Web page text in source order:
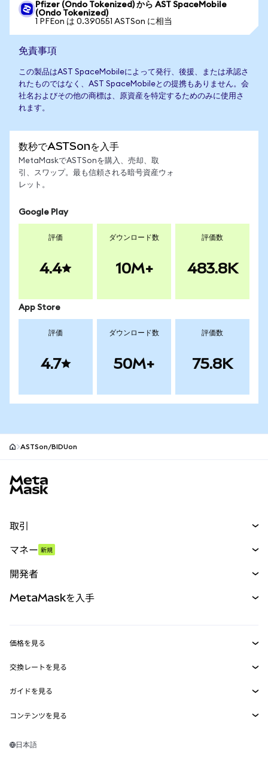
Pfizer (Ondo Tokenized) から AST SpaceMobile
(Ondo Tokenized)
1 PFEon は 0.390551 ASTSon に相当
免責事項
この製品はAST SpaceMobileによって発行、後援、または承認さ
れたものではなく、AST SpaceMobileとの提携もありません。会
社名およびその他の商標は、原資産を特定するためのみに使用さ
れます。
数秒でASTSonを入手
MetaMaskでASTSonを購入、売却、取
引、スワップ。最も信頼される暗号資産ウォ
レット。
Google Play
評価
4.4
ダウンロード数
10M+
評価数
483.8K
App Store
評価
4.7
ダウンロード数
50M+
評価数
75.8K
ASTSon/BIDUon
取引
パーペチュアル
RWA
マネー 新規
開発者
MetaMask Connect
Snaps
Web3サービス
MetaMaskを入手
セキュリティ
サポート
キャリア
価格を見る
イーサリアムの価格
Solanaの価格
Tetherの価格
交換レートを見る
ETH→USD
USDT→INR
BTC→INR
ガイドを見る
ETHの購入
コンテンツを見る
Solanaウォレット
日本語